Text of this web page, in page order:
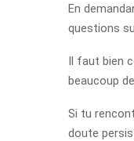
En
questions
Il faut bien
beaucoup
Si tu
doute